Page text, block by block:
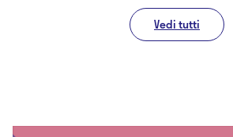
Vedi tutti